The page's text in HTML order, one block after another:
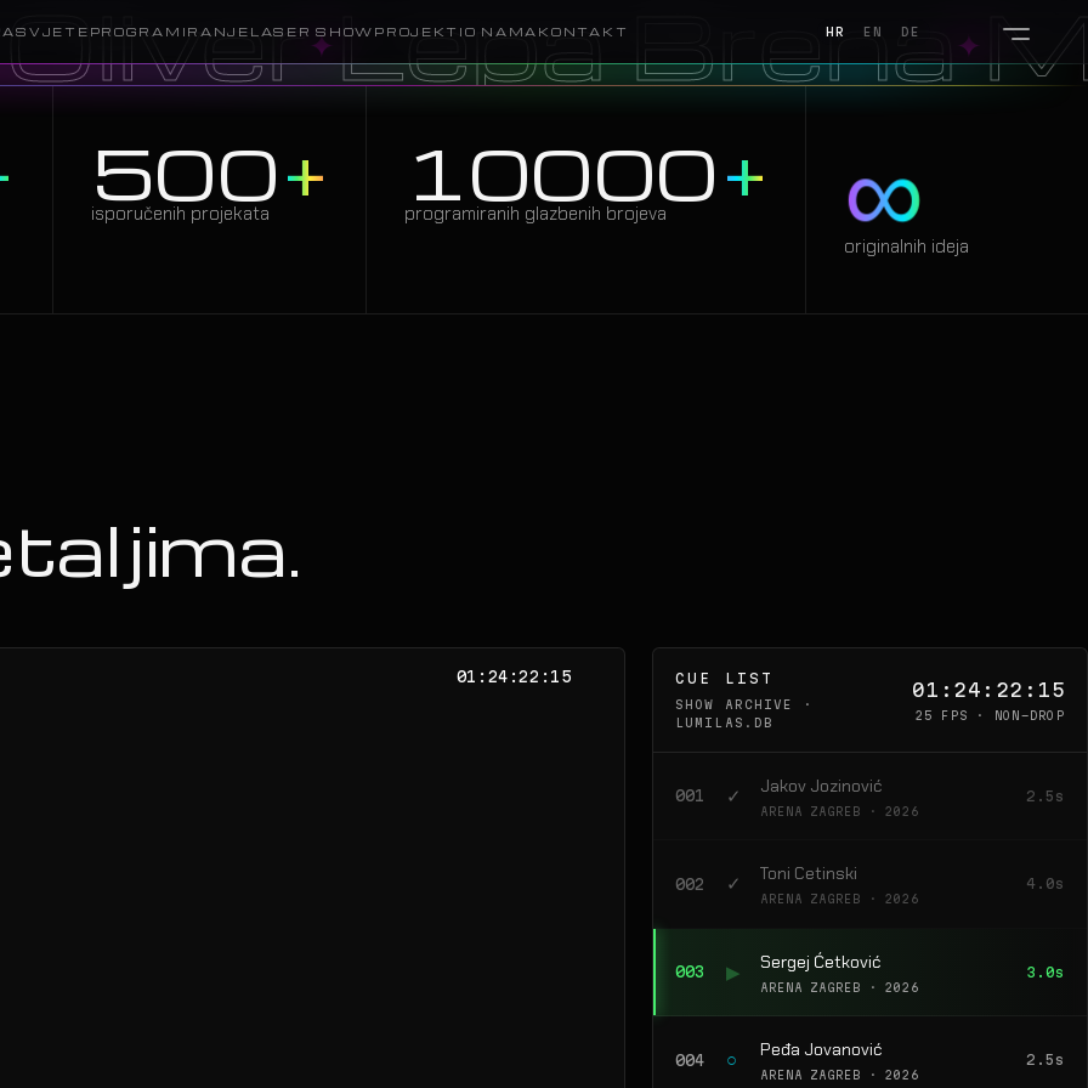
HR EN DE
PROGRAMIRANJE LASER SHOW PROJEKTI O NAMA KONTAKT
Lepa Brena✦
500+
isporučenih projekata 10000+
programiranih glazbenih brojeva ∞
originalnih ideja
01:24:24:04 CUE LIST
SHOW ARCHIVE ·
LUMILAS.DB
01:24:24:04
25 FPS · NON-DROP
001 ✓ Jakov Jozinović
ARENA ZAGREB · 2026
2.5s
002 ✓ Toni Cetinski
ARENA ZAGREB · 2026
4.0s
003 ▶ Sergej Ćetković
ARENA ZAGREB · 2026
3.0s
004 ○ Peđa Jovanović
ARENA ZAGREB · 2026
2.5s